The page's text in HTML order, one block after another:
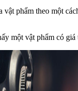
phẩm theo một
một vật phẩm có